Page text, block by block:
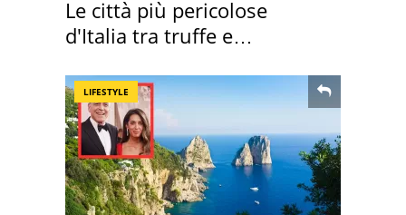
Le città più pericolose
d'Italia tra truffe e
LIFESTYLE